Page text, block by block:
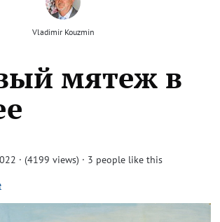
Vladimir Kouzmin
мятеж в
· (4199 views) · 3 people like this